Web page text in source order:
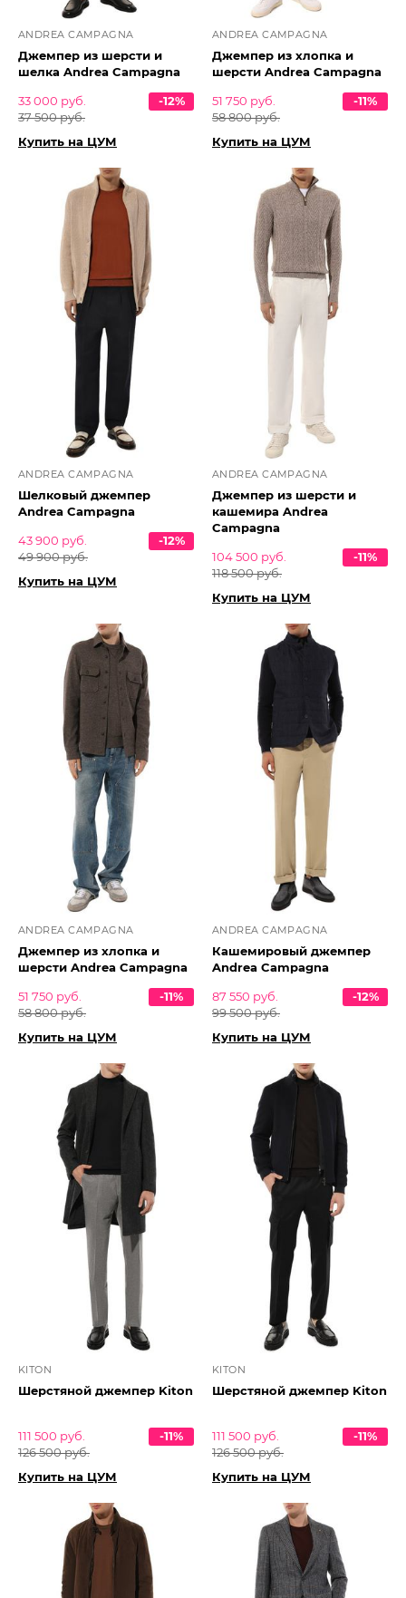
ANDREA CAMPAGNA
Джемпер из шерсти и
шелка Andrea Campagna
33 000 руб.
37 500 руб.
-12%
Купить на ЦУМ
ANDREA CAMPAGNA
Джемпер из хлопка и
шерсти Andrea Campagna
51 750 руб.
58 800 руб.
-11%
Купить на ЦУМ
ANDREA CAMPAGNA
Шелковый джемпер
Andrea Campagna
43 900 руб.
49 900 руб.
-12%
Купить на ЦУМ
ANDREA CAMPAGNA
Джемпер из шерсти и
кашемира Andrea
Campagna
104 500 руб.
118 500 руб.
-11%
Купить на ЦУМ
ANDREA CAMPAGNA
Джемпер из хлопка и
шерсти Andrea Campagna
51 750 руб.
58 800 руб.
-11%
Купить на ЦУМ
ANDREA CAMPAGNA
Кашемировый джемпер
Andrea Campagna
87 550 руб.
99 500 руб.
-12%
Купить на ЦУМ
KITON
Шерстяной джемпер Kiton
111 500 руб.
126 500 руб.
-11%
Купить на ЦУМ
KITON
Шерстяной джемпер Kiton
111 500 руб.
126 500 руб.
-11%
Купить на ЦУМ